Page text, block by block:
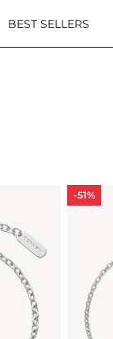
BEST SELLERS
-51%